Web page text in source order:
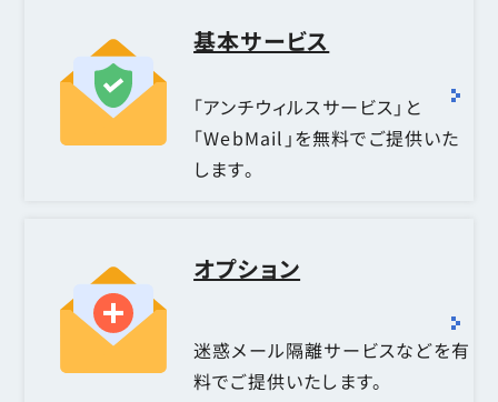
基本サービス
「アンチウィルスサービス」と
「WebMail」を無料でご提供いた
します。
オプション
迷惑メール隔離サービスなどを有
料でご提供いたします。